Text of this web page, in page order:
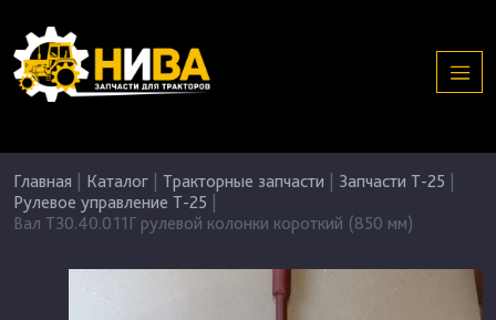
Главная Каталог Тракторные запчасти Запчасти Т-25
Рулевое управление Т-25
Вал Т30.40.011Г рулевой колонки короткий (850 мм)